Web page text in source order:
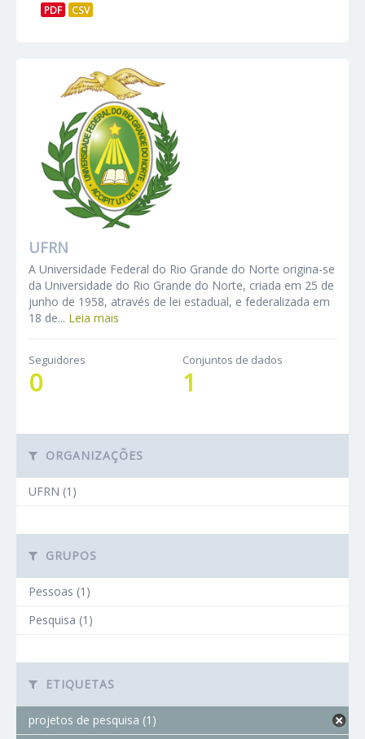
PDF CSV
UFRN
A Universidade Federal do Rio Grande do Norte origina-se
da Universidade do Rio Grande do Norte, criada em 25 de
junho de 1958, através de lei estadual, e federalizada em
18 de... Leia mais
Seguidores
0
Conjuntos de dados
1
ORGANIZAÇÕES
UFRN (1)
GRUPOS
Pessoas (1)
Pesquisa (1)
ETIQUETAS
projetos de pesquisa (1)